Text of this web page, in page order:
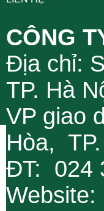
CÔNG
Địa chỉ:
TP. Hà
VP giao
Hòa,
ĐT: 024